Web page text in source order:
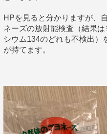
HPを見ると分かりますが、
ネーズの放射能検査（結果
シウム134のどれも不検出）
が持てます。